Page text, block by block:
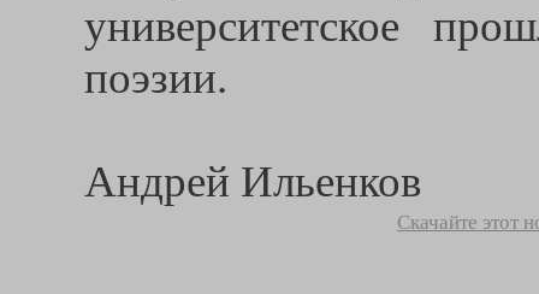
университетское
поэзии.
Андрей Ильенков
Скачайте этот